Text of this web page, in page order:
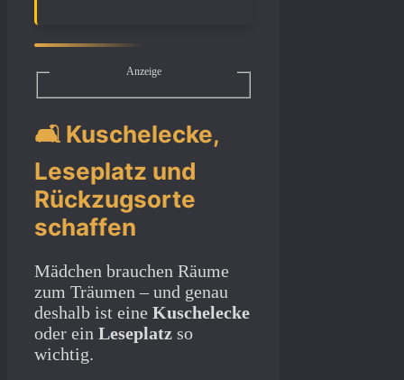
Anzeige
🛋️ Kuschelecke,
Leseplatz und
Rückzugsorte
schaffen
Mädchen brauchen Räume
zum Träumen – und genau
deshalb ist eine Kuschelecke
oder ein Leseplatz so
wichtig.